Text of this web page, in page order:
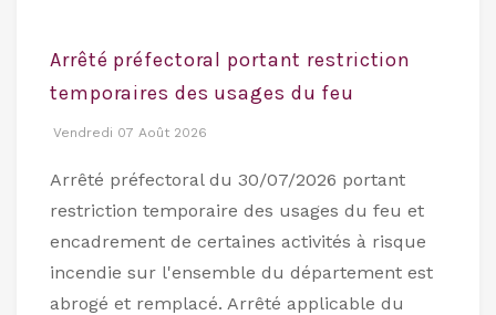
Arrêté préfectoral portant restriction
temporaires des usages du feu
Vendredi 07 Août 2026
Arrêté préfectoral du 30/07/2026 portant
restriction temporaire des usages du feu et
encadrement de certaines activités à risque
incendie sur l'ensemble du département est
abrogé et remplacé. Arrêté applicable du